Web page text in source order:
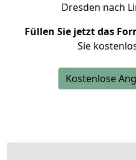
Dresden nach
Füllen Sie jetzt das
Sie
Kostenlose